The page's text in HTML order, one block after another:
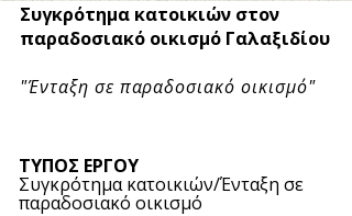
Συγκρότημα κατοικιών στον
παραδοσιακό οικισμό Γαλαξιδίου
"Ένταξη σε παραδοσιακό οικισμό"
​ΤΥΠΟΣ ΕΡΓΟΥ
Συγκρότημα κατοικιών/Ένταξη σε
παραδοσιακό οικισμό